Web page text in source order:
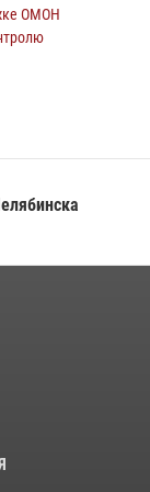
ОМОН
с